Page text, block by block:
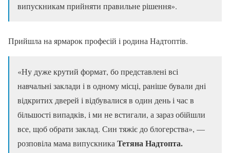
випускникам прийняти правильне рішення».
Прийшла на ярмарок професій і родина Надтоптів.
«Ну дуже крутий формат, бо представлені всі
навчальні заклади і в одному місці, раніше бували дні
відкритих дверей і відбувалися в один день і час в
більшості випадків, і ми не встигали, а зараз обійшли
все, щоб обрати заклад. Син тяжіє до блогерства», —
розповіла мама випускника Тетяна Надтопта.